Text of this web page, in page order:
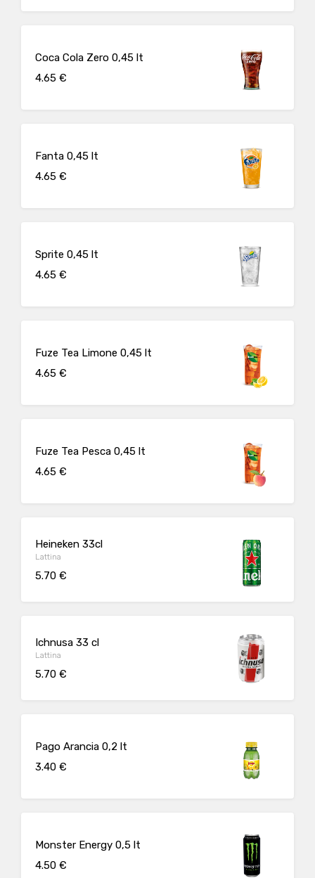
Coca Cola Zero 0,45 lt
4.65 €
Fanta 0,45 lt
4.65 €
Sprite 0,45 lt
4.65 €
Fuze Tea Limone 0,45 lt
4.65 €
Fuze Tea Pesca 0,45 lt
4.65 €
Heineken 33cl
Lattina
5.70 €
Ichnusa 33 cl
Lattina
5.70 €
Pago Arancia 0,2 lt
3.40 €
Monster Energy 0,5 lt
4.50 €